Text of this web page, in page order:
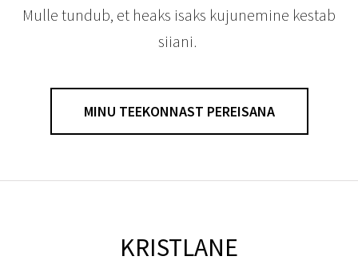
Mulle tundub, et heaks isaks kujunemine kestab
siiani.
MINU TEEKONNAST PEREISANA
KRISTLANE